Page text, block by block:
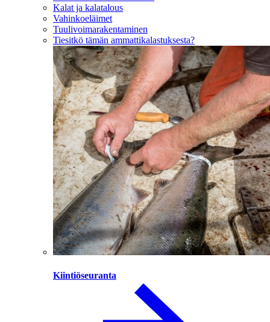
Kalat ja kalatalous
Vahinkoeläimet
Tuulivoimarakentaminen
Tiesitkö tämän ammattikalastuksesta?
Kiintiöseuranta